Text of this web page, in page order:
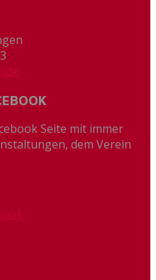
Seite mit immer
dem Verein